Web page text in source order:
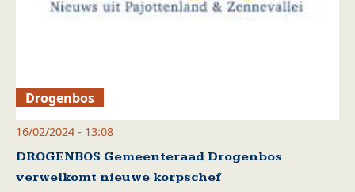
Drogenbos
16/02/2024 - 13:08
DROGENBOS Gemeenteraad Drogenbos
verwelkomt nieuwe korpschef